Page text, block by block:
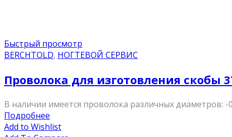
Быстрый просмотр
BERCHTOLD, НОГТЕВОЙ СЕРВИС
Проволока для изготовления скобы
В наличии имеется проволока различных диаметров: -
Подробнее
Add to Wishlist